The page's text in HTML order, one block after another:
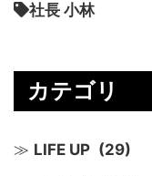
社長 小林
カテゴリ
LIFE UP (29)